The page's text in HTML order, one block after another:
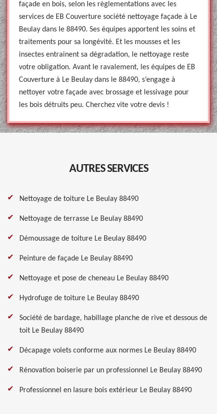
façade en bois, selon les règlementations avec les
services de EB Couverture société nettoyage façade à Le
Beulay dans le 88490. Ses équipes apportent les soins et
traitements pour sa longévité. Et les mousses et les
insectes entrainent sa dégradation, le nettoyage reste
votre obligation. Avant le ravalement, les équipes de EB
Couverture à Le Beulay dans le 88490, s’engage à
nettoyer votre façade avec brossage et lessivage pour
les bois détruits peu. Cherchez vite votre devis !
AUTRES SERVICES
Nettoyage de toiture Le Beulay 88490
Nettoyage de terrasse Le Beulay 88490
Démoussage de toiture Le Beulay 88490
Peinture de façade Le Beulay 88490
Nettoyage et pose de cheneau Le Beulay 88490
Hydrofuge de toiture Le Beulay 88490
Société de bardage, habillage planche de rive et dessous de
toit Le Beulay 88490
Décapage volets conforme aux normes Le Beulay 88490
Rénovation boiserie par un professionnel Le Beulay 88490
Professionnel en lasure bois extérieur Le Beulay 88490